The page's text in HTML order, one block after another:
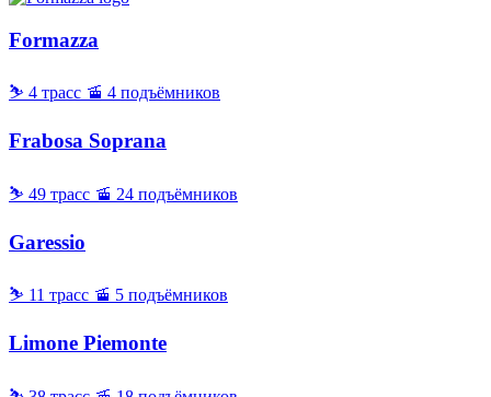
Formazza
⛷ 4 трасс 🚡 4 подъёмников
Frabosa Soprana
⛷ 49 трасс 🚡 24 подъёмников
Garessio
⛷ 11 трасс 🚡 5 подъёмников
Limone Piemonte